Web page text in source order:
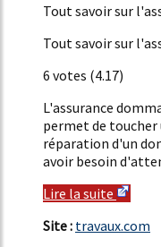
Tout savoir sur
Tout savoir sur
6 votes (4.17)
L'assurance
permet de
réparation d'un
avoir besoin
Lire la suite
Site : travaux.com